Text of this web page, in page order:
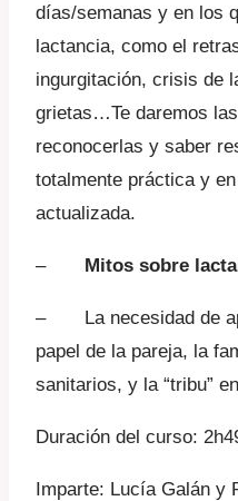
días/semanas y en los
lactancia, como el
ingurgitación, crisis de
grietas…Te daremos
reconocerlas y saber
totalmente práctica y
actualizada.
– Mitos sobre
– La necesidad de
papel de la pareja, la
sanitarios, y la “tribu”
Duración del curso:
Imparte: Lucía Galán y